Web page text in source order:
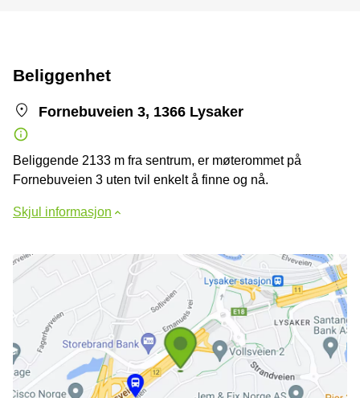
Beliggenhet
Fornebuveien 3, 1366 Lysaker
Beliggende 2133 m fra sentrum, er møterommet på
Fornebuveien 3 uten tvil enkelt å finne og nå.
Skjul informasjon